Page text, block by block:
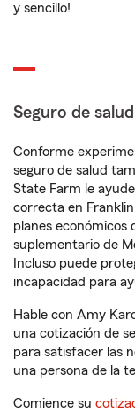
y sencillo!
Seguro de salud
Conforme
seguro de salud
State Farm le
correcta en
planes económicos
suplementario de
Incluso puede
incapacidad para
Hable con Amy
una cotización de
para satisfacer las
una persona de la
Comience su